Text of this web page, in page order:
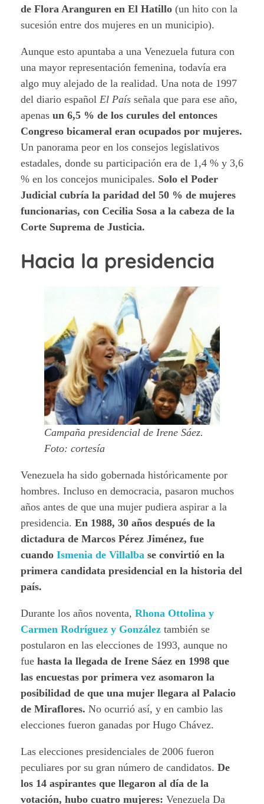
de Flora Aranguren en El Hatillo (un hito con la
sucesión entre dos mujeres en un municipio).
Aunque esto apuntaba a una Venezuela futura con
una mayor representación femenina, todavía era
algo muy alejado de la realidad. Una nota de 1997
del diario español El País señala que para ese año,
apenas un 6,5 % de los curules del entonces
Congreso bicameral eran ocupados por mujeres.
Un panorama peor en los consejos legislativos
estadales, donde su participación era de 1,4 % y 3,6
% en los concejos municipales. Solo el Poder
Judicial cubría la paridad del 50 % de mujeres
funcionarias, con Cecilia Sosa a la cabeza de la
Corte Suprema de Justicia.
Hacia la presidencia
Campaña presidencial de Irene Sáez.
Foto: cortesía
Venezuela ha sido gobernada históricamente por
hombres. Incluso en democracia, pasaron muchos
años antes de que una mujer pudiera aspirar a la
presidencia. En 1988, 30 años después de la
dictadura de Marcos Pérez Jiménez, fue
cuando Ismenia de Villalba se convirtió en la
primera candidata presidencial en la historia del
país.
Durante los años noventa, Rhona Ottolina y
Carmen Rodríguez y González también se
postularon en las elecciones de 1993, aunque no
fue hasta la llegada de Irene Sáez en 1998 que
las encuestas por primera vez asomaron la
posibilidad de que una mujer llegara al Palacio
de Miraflores. No ocurrió así, y en cambio las
elecciones fueron ganadas por Hugo Chávez.
Las elecciones presidenciales de 2006 fueron
peculiares por su gran número de candidatos. De
los 14 aspirantes que llegaron al día de la
votación, hubo cuatro mujeres: Venezuela Da